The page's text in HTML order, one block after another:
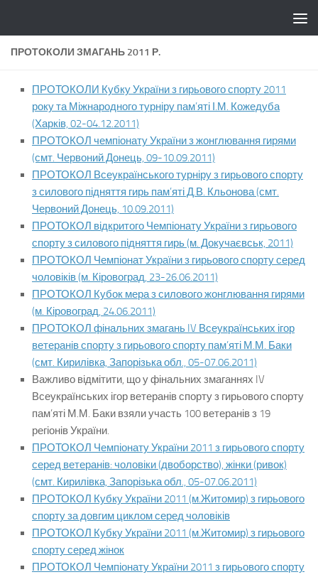
ПРОТОКОЛИ ЗМАГАНЬ 2011 Р.
ПРОТОКОЛИ Кубку України з гирьового спорту 2011
року та Міжнародного турніру пам’яті І.М. Кожедуба
(Харків, 02-04.12.2011)
ПРОТОКОЛ чемпіонату України з жонглювання гирями
(смт. Червоний Донець, 09-10.09.2011)
ПРОТОКОЛ Всеукраїнського турніру з гирьового спорту
з силового підняття гирь пам’яті Д.В. Кльонова (смт.
Червоний Донець, 10.09.2011)
ПРОТОКОЛ відкритого Чемпіонату України з гирьового
спорту з силового підняття гирь (м. Докучаєвськ, 2011)
ПРОТОКОЛ Чемпіонат України з гирьового спорту серед
чоловіків (м. Кіровоград, 23-26.06.2011)
ПРОТОКОЛ Кубок мера з силового жонглювання гирями
(м. Кіровоград, 24.06.2011)
ПРОТОКОЛ фінальних змагань IV Всеукраїнських ігор
ветеранів спорту з гирьового спорту пам’яті М.М. Баки
(смт. Кирилівка, Запорізька обл., 05-07.06.2011)
Важливо відмітити, що у фінальних змаганнях IV
Всеукраїнських ігор ветеранів спорту з гирьового спорту
пам’яті М.М. Баки взяли участь 100 ветеранів з 19
регіонів України.
ПРОТОКОЛ Чемпіонату України 2011 з гирьового спорту
серед ветеранів: чоловіки (двоборство), жінки (ривок)
(смт. Кирилівка, Запорізька обл., 05-07.06.2011)
ПРОТОКОЛ Кубку України 2011 (м.Житомир) з гирьового
спорту за довгим циклом серед чоловіків
ПРОТОКОЛ Кубку України 2011 (м.Житомир) з гирьового
спорту серед жінок
ПРОТОКОЛ Чемпіонату України 2011 з гирьового спорту